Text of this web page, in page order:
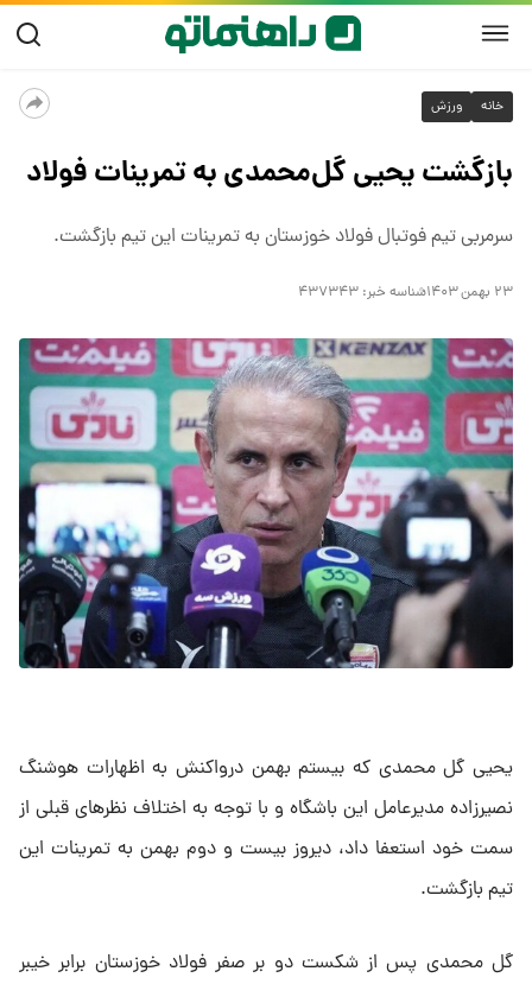
خانه ورزش
بازگشت یحیی گل‌محمدی به تمرینات فولاد
سرمربی تیم فوتبال فولاد خوزستان به تمرینات این تیم بازگشت.
۲۳ بهمن ۱۴۰۳ شناسه خبر: ۴۳۷۳۴۳
یحیی گل محمدی که بیستم بهمن درواکنش به اظهارات هوشنگ
نصیرزاده مدیرعامل این باشگاه و با توجه به اختلاف نظر‌های قبلی از
سمت خود استعفا داد، دیروز بیست و دوم بهمن به تمرینات این
تیم بازگشت.
گل محمدی پس از شکست دو بر صفر فولاد خوزستان برابر خیبر